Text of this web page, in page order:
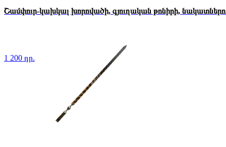
Շամփուր-կախկալ խորովածի, գյուղական թոնիրի,
1 200 դր.